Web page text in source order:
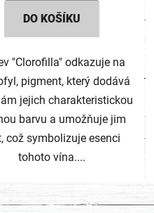
DO KOŠÍKU
"Clorofilla" odkazuje na
pigment, který dodává
jejich charakteristickou
barvu a umožňuje jim
což symbolizuje esenci
tohoto vína....